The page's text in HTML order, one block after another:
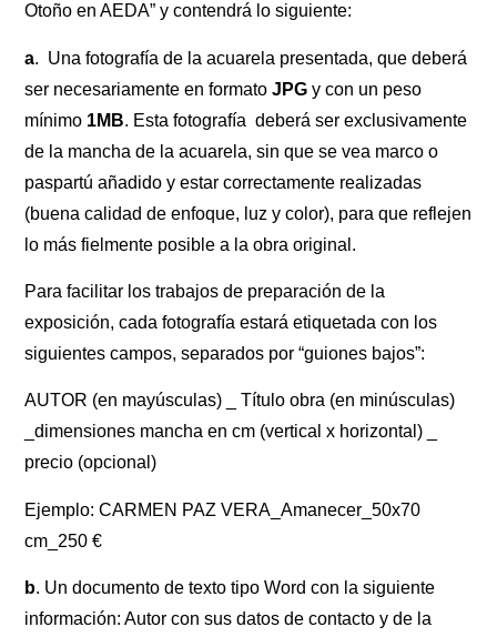
Otoño en AEDA” y contendrá lo siguiente:
a. Una fotografía de la acuarela presentada, que deberá
ser necesariamente en formatoJPG y con un peso
mínimo 1MB. Esta fotografía deberá ser exclusivamente
de la mancha de la acuarela, sin que se vea marco o
paspartú añadido y estar correctamente realizadas
(buena calidad de enfoque, luz y color), para que reflejen
lo más fielmente posible a la obra original.
Para facilitar los trabajos de preparación de la
exposición, cada fotografía estará etiquetada con los
siguientes campos, separados por “guiones bajos”:
AUTOR (en mayúsculas) _ Título obra (en minúsculas)
_dimensiones mancha en cm (vertical x horizontal) _
precio (opcional)
Ejemplo: CARMEN PAZ VERA_Amanecer_50x70
cm_250 €
b. Un documento de texto tipo Word con la siguiente
información: Autor con sus datos de contacto y de la